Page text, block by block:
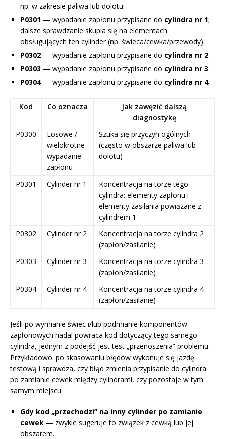
np. w zakresie paliwa lub dolotu.
P0301 — wypadanie zapłonu przypisane do cylindra nr 1;
dalsze sprawdzanie skupia się na elementach
obsługujących ten cylinder (np. świeca/cewka/przewody).
P0302 — wypadanie zapłonu przypisane do cylindra nr 2.
P0303 — wypadanie zapłonu przypisane do cylindra nr 3.
P0304— wypadanie zapłonu przypisane do cylindra nr 4.
Kod Co oznacza
Jak zawęzić dalszą
diagnostykę
P0300
Losowe /
wielokrotne
wypadanie
zapłonu
Szuka się przyczyn ogólnych
(często w obszarze paliwa lub
dolotu)
P0301 Cylinder nr 1
Koncentracja na torze tego
cylindra: elementy zapłonu i
elementy zasilania powiązane z
cylindrem 1
P0302
Cylinder nr 2
Koncentracja na torze cylindra 2
(zapłon/zasilanie)
P0303
Cylinder nr 3
Koncentracja na torze cylindra 3
(zapłon/zasilanie)
P0304
Cylinder nr 4
Koncentracja na torze cylindra 4
(zapłon/zasilanie)
Jeśli po wymianie świec i/lub podmianie komponentów
zapłonowych nadal powraca kod dotyczący tego samego
cylindra, jednym z podejść jest test „przenoszenia” problemu.
Przykładowo: po skasowaniu błędów wykonuje się jazdę
testową i sprawdza, czy błąd zmienia przypisanie do cylindra
po zamianie cewek między cylindrami, czy pozostaje w tym
samym miejscu.
Gdy kod „przechodzi” na inny cylinder po zamianie
cewek — zwykle sugeruje to związek z cewką lub jej
obszarem.